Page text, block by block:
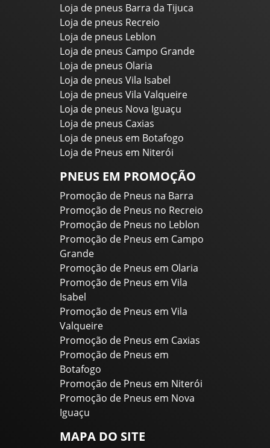
Loja de pneus Barra da Tijuca
Loja de pneus Recreio
Loja de pneus Leblon
Loja de pneus Campo Grande
Loja de pneus Olaria
Loja de pneus Vila Isabel
Loja de pneus Vila Valqueire
Loja de pneus Nova Iguaçu
Loja de pneus Caxias
Loja de pneus em Botafogo
Loja de Pneus em Niterói
PNEUS EM PROMOÇÃO
Promoção de Pneus na Barra
Promoção de Pneus no Recreio
Promoção de Pneus no Leblon
Promoção de Pneus em Campo
Grande
Promoção de Pneus em Olaria
Promoção de Pneus em Vila
Isabel
Promoção de Pneus em Vila
Valqueire
Promoção de Pneus em Caxias
Promoção de Pneus em
Botafogo
Promoção de Pneus em Niterói
Promoção de Pneus em Nova
Iguaçu
MAPA DO SITE